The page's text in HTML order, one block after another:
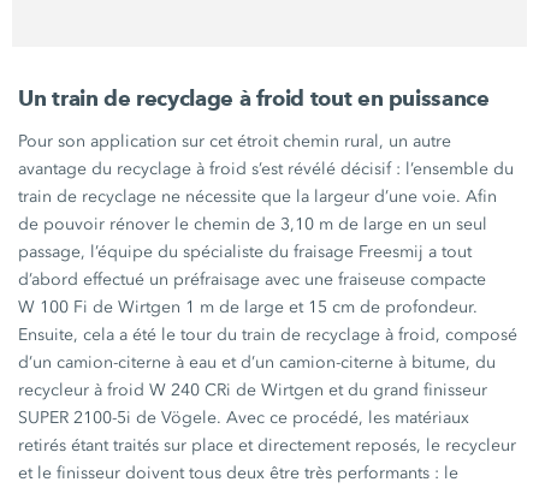
Un train de recyclage à froid tout en puissance
Pour son application sur cet étroit chemin rural, un autre
avantage du recyclage à froid s’est révélé décisif : l’ensemble du
train de recyclage ne nécessite que la largeur d’une voie. Afin
de pouvoir rénover le chemin de 3,10 m de large en un seul
passage, l’équipe du spécialiste du fraisage Freesmij a tout
d’abord effectué un préfraisage avec une fraiseuse compacte
W 100 Fi de Wirtgen 1 m de large et 15 cm de profondeur.
Ensuite, cela a été le tour du train de recyclage à froid, composé
d’un camion-citerne à eau et d’un camion-citerne à bitume, du
recycleur à froidW 240 CRi de Wirtgen et du grand finisseur
SUPER 2100-5i de Vögele. Avec ce procédé, les matériaux
retirés étant traités sur place et directement reposés, le recycleur
et le finisseur doivent tous deux être très performants : le